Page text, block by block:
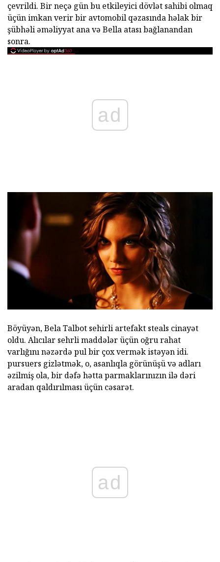
çevrildi. Bir neçə gün bu etkileyici dövlət sahibi olmaq
üçün imkan verir bir avtomobil qəzasında həlak bir
şübhəli əməliyyat ana və Bella atası bağlanandan
sonra.
ad
Böyüyən, Bela Talbot sehirli artefakt steals cinayət
oldu. Alıcılar sehrli maddələr üçün oğru rahat
varlığını nəzərdə pul bir çox vermək istəyən idi.
pursuers gizlətmək, o, asanlıqla görünüşü və adları
əzilmiş ola, bir dəfə hətta parmaklarınızın ilə dəri
aradan qaldırılması üçün cəsarət.
ad